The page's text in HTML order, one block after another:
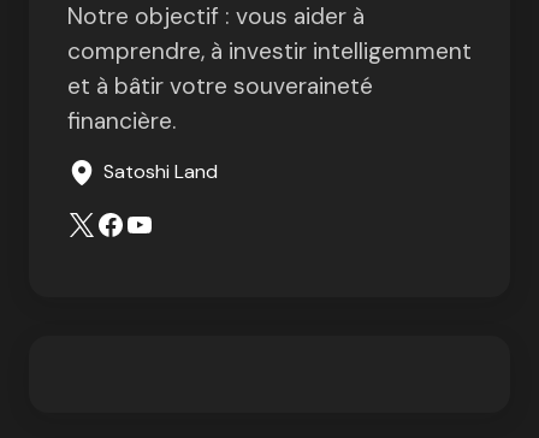
Notre objectif : vous aider à
comprendre, à investir intelligemment
et à bâtir votre souveraineté
financière.
Satoshi Land